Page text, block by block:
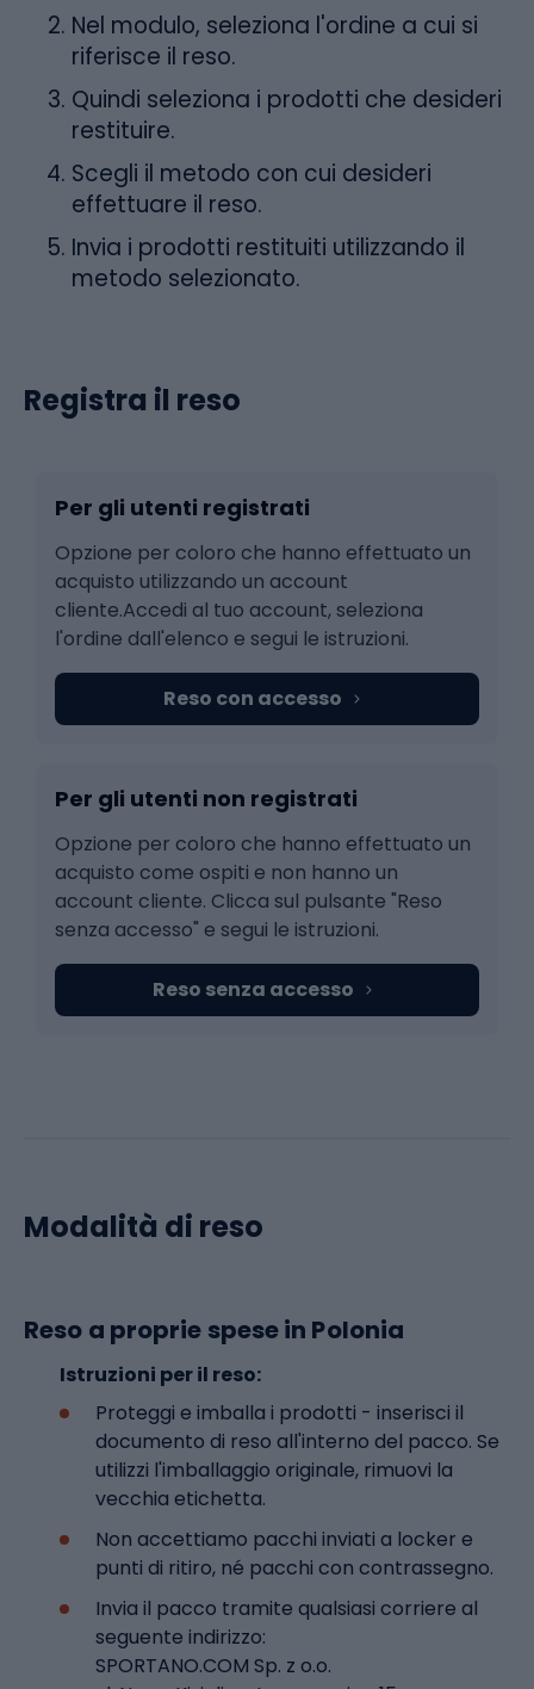
Nel modulo, seleziona l'ordine a cui si
riferisce il reso.
Quindi seleziona i prodotti che desideri
restituire.
Scegli il metodo con cui desideri
effettuare il reso.
Invia i prodotti restituiti utilizzando il
metodo selezionato.
Registra il reso
Per gli utenti registrati
Opzione per coloro che hanno effettuato un
acquisto utilizzando un account
cliente.Accedi al tuo account, seleziona
l'ordine dall'elenco e segui le istruzioni.
Reso con accesso
Per gli utenti non registrati
Opzione per coloro che hanno effettuato un
acquisto come ospiti e non hanno un
account cliente. Clicca sul pulsante "Reso
senza accesso" e segui le istruzioni.
Reso senza accesso
Modalità di reso
Reso a proprie spese in Polonia
Istruzioni per il reso:
Proteggi e imballa i prodotti - inserisci il
documento di reso all'interno del pacco. Se
utilizzi l'imballaggio originale, rimuovi la
vecchia etichetta.
Non accettiamo pacchi inviati a locker e
punti di ritiro, né pacchi con contrassegno.
Invia il pacco tramite qualsiasi corriere al
seguente indirizzo:
SPORTANO.COM Sp. z o.o.